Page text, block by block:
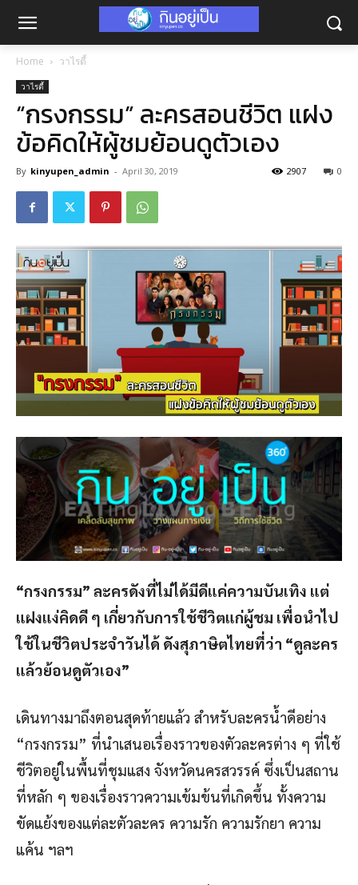
Home วาไรตี้
วาไรตี้
“กรงกรรม” ละครสอนชีวิต แฝง
ข้อคิดให้ผู้ชมย้อนดูตัวเอง
By kinyupen_admin - April 30, 2019 0
2907
“กรงกรรม” ละครดังที่ไม่ได้มีดีแค่ความบันเทิง แต่
แฝงแง่คิดดี ๆ เกี่ยวกับการใช้ชีวิตแก่ผู้ชม เพื่อนำไป
ใช้ในชีวิตประจำวันได้ ดังสุภาษิตไทยที่ว่า “ดูละคร
แล้วย้อนดูตัวเอง”
เดินทางมาถึงตอนสุดท้ายแล้ว สำหรับละครน้ำดีอย่าง
“กรงกรรม” ที่นำเสนอเรื่องราวของตัวละครต่าง ๆ ที่ใช้
ชีวิตอยู่ในพื้นที่ชุมแสง จังหวัดนครสวรรค์ ซึ่งเป็นสถาน
ที่หลัก ๆ ของเรื่องราวความเข้มข้นที่เกิดขึ้น ทั้งความ
ขัดแย้งของแต่ละตัวละคร ความรัก ความรักยา ความ
แค้น ฯลฯ